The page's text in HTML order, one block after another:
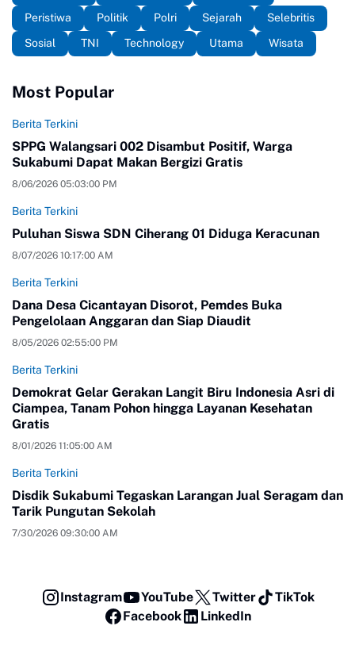
Peristiwa
Politik Polri Sejarah
Selebritis
Sosial
TNI Technology Utama Wisata
Most Popular
Berita Terkini
SPPG Walangsari 002 Disambut Positif, Warga
Sukabumi Dapat Makan Bergizi Gratis
8/06/2026 05:03:00 PM
Berita Terkini
Puluhan Siswa SDN Ciherang 01 Diduga Keracunan
8/07/2026 10:17:00 AM
Berita Terkini
Dana Desa Cicantayan Disorot, Pemdes Buka
Pengelolaan Anggaran dan Siap Diaudit
8/05/2026 02:55:00 PM
Berita Terkini
Demokrat Gelar Gerakan Langit Biru Indonesia Asri di
Ciampea, Tanam Pohon hingga Layanan Kesehatan
Gratis
8/01/2026 11:05:00 AM
Berita Terkini
Disdik Sukabumi Tegaskan Larangan Jual Seragam dan
Tarik Pungutan Sekolah
7/30/2026 09:30:00 AM
Instagram YouTube Twitter
TikTok
Facebook
LinkedIn